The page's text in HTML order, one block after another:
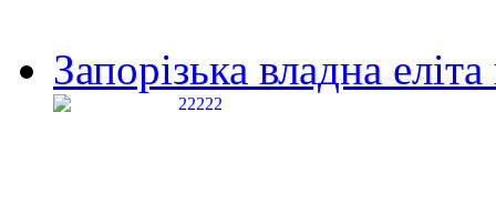
Запорізька владна